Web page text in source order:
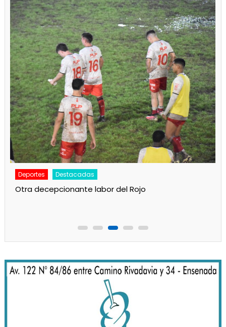
Deportes Destacadas
Otra decepcionante labor del Rojo